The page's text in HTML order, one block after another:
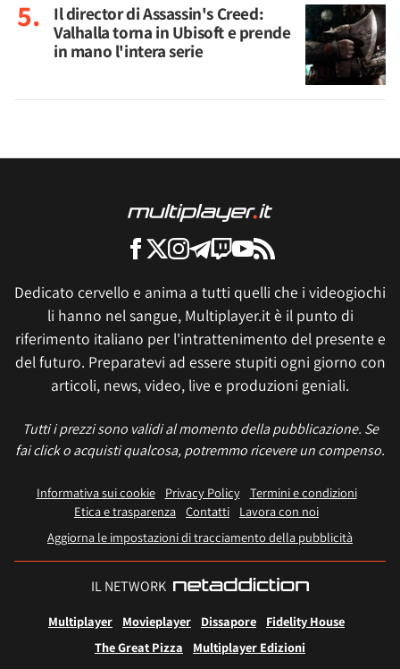
Il director di Assassin's Creed:
Valhalla torna in Ubisoft e prende
in mano l'intera serie
Dedicato cervello e anima a tutti quelli che i videogiochi
li hanno nel sangue, Multiplayer.it è il punto di
riferimento italiano per l'intrattenimento del presente e
del futuro. Preparatevi ad essere stupiti ogni giorno con
articoli, news, video, live e produzioni geniali.
Tutti i prezzi sono validi al momento della pubblicazione. Se
fai click o acquisti qualcosa, potremmo ricevere un compenso.
Informativa sui cookie Privacy Policy
Termini e condizioni
Etica e trasparenza Contatti
Lavora con noi
Aggiorna le impostazioni di tracciamento della pubblicità
IL NETWORK
Multiplayer Movieplayer Dissapore
Fidelity House
The Great Pizza
Multiplayer Edizioni